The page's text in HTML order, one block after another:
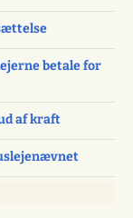
betale for
af kraft